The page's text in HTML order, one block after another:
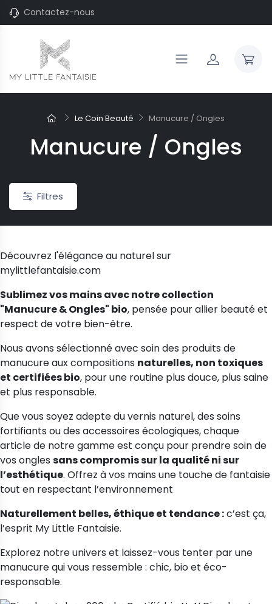
Contactez-nous
Le Coin Beauté Manucure / Ongles
Manucure / Ongles
du cou"
187,90 €
Joncs pour enfant
Filtres
Découvrez l'élégance au naturel sur
mylittlefantaisie.com
Sublimez vos mains avec notre collection
"Manucure & Ongles" bio, pensée pour allier beauté et
respect de votre bien-être.
Nous avons sélectionné avec soin des produits de
manucure aux compositions naturelles, non toxiques
et certifiées bio, pour une routine plus douce, plus saine
et plus responsable.
Que vous soyez adepte du vernis naturel, des soins
fortifiants ou des accessoires écologiques, chaque
article de notre gamme est conçu pour prendre soin de
vos ongles sans compromis sur la qualité ni sur
l’esthétique. Offrez à vos mains une touche de fantaisie
tout en respectant l’environnement
Naturellement belles, éthique et tendance :c’est ça,
l’esprit My Little Fantaisie.
Explorez notre univers et laissez-vous tenter par une
manucure qui vous ressemble : chic, bio et éco-
responsable.